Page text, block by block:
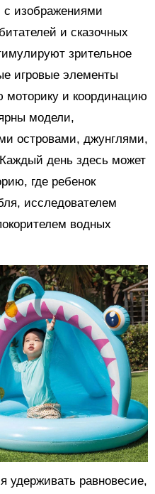
изображениями
и сказочных
зрительное
игровые элементы
моторику и координацию
модели,
островами, джунглями,
день здесь может
где ребенок
исследователем
водных
удерживать равновесие,